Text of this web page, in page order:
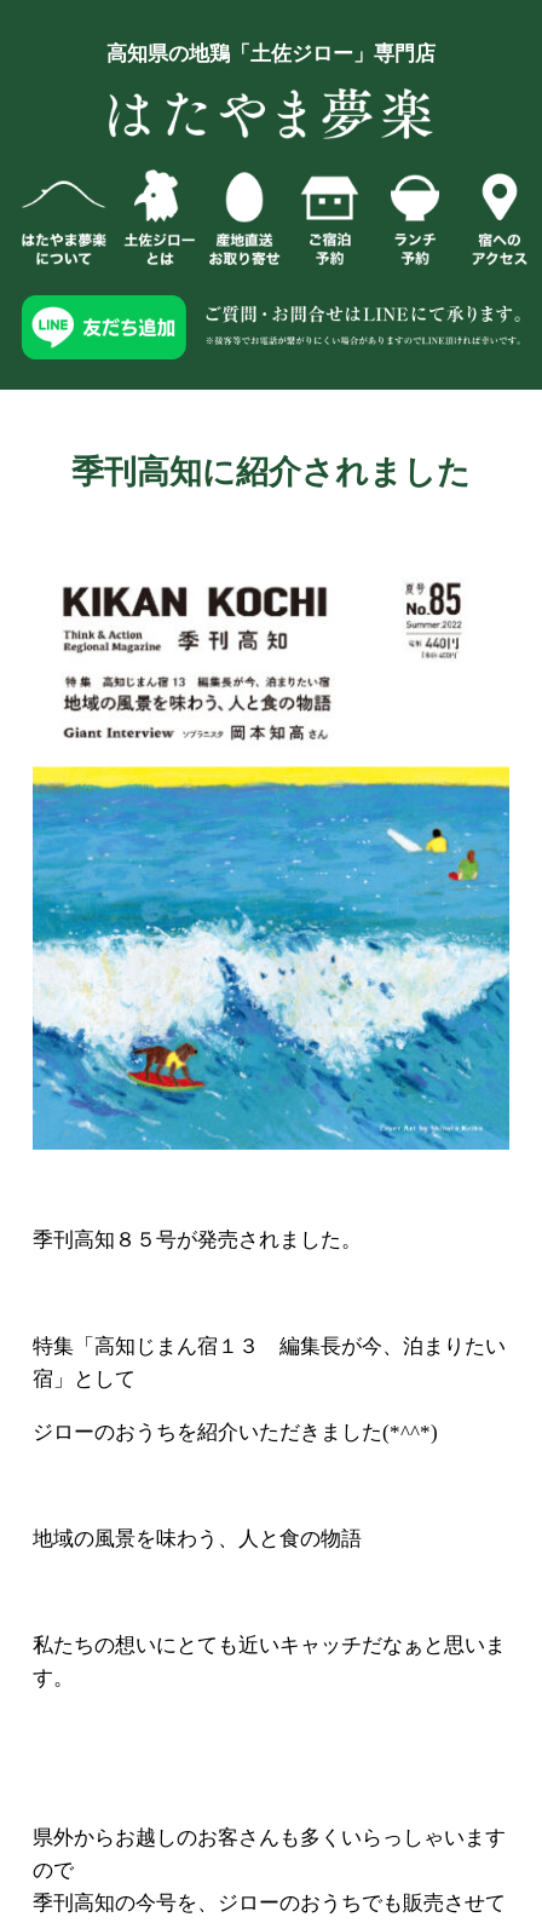
高知県の地鶏「土佐ジロー」専門店
季刊高知に紹介されました
季刊高知８５号が発売されました。
特集「高知じまん宿１３ 編集長が今、泊まりたい
宿」として
ジローのおうちを紹介いただきました(*^^*)
地域の風景を味わう、人と食の物語
私たちの想いにとても近いキャッチだなぁと思いま
す。
県外からお越しのお客さんも多くいらっしゃいます
ので
季刊高知の今号を、ジローのおうちでも販売させて